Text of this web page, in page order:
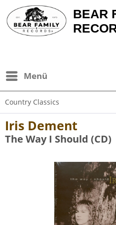
BEAR
Menü
Country Classics
Iris Dement
The Way I Should (CD)